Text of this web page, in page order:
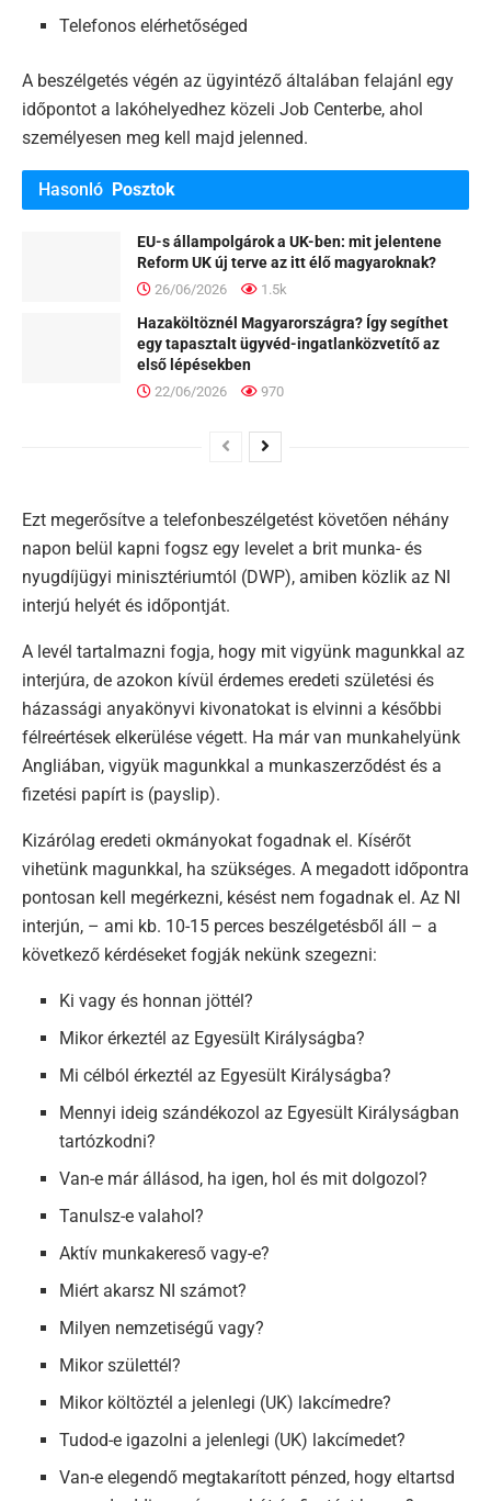
Telefonos elérhetőséged
A beszélgetés végén az ügyintéző általában felajánl egy
időpontot a lakóhelyedhez közeli Job Centerbe, ahol
személyesen meg kell majd jelenned.
Hasonló Posztok
EU-s állampolgárok a UK-ben: mit jelentene
Reform UK új terve az itt élő magyaroknak?
26/06/2026 1.5k
Hazaköltöznél Magyarországra? Így segíthet
egy tapasztalt ügyvéd-ingatlanközvetítő az
első lépésekben
22/06/2026 970
Ezt megerősítve a telefonbeszélgetést követően néhány
napon belül kapni fogsz egy levelet a brit munka- és
nyugdíjügyi minisztériumtól (DWP), amiben közlik az NI
interjú helyét és időpontját.
A levél tartalmazni fogja, hogy mit vigyünk magunkkal az
interjúra, de azokon kívül érdemes eredeti születési és
házassági anyakönyvi kivonatokat is elvinni a későbbi
félreértések elkerülése végett. Ha már van munkahelyünk
Angliában, vigyük magunkkal a munkaszerződést és a
fizetési papírt is (payslip).
Kizárólag eredeti okmányokat fogadnak el. Kísérőt
vihetünk magunkkal, ha szükséges. A megadott időpontra
pontosan kell megérkezni, késést nem fogadnak el. Az NI
interjún, – ami kb. 10-15 perces beszélgetésből áll – a
következő kérdéseket fogják nekünk szegezni:
Ki vagy és honnan jöttél?
Mikor érkeztél az Egyesült Királyságba?
Mi célból érkeztél az Egyesült Királyságba?
Mennyi ideig szándékozol az Egyesült Királyságban
tartózkodni?
Van-e már állásod, ha igen, hol és mit dolgozol?
Tanulsz-e valahol?
Aktív munkakereső vagy-e?
Miért akarsz NI számot?
Milyen nemzetiségű vagy?
Mikor születtél?
Mikor költöztél a jelenlegi (UK) lakcímedre?
Tudod-e igazolni a jelenlegi (UK) lakcímedet?
Van-e elegendő megtakarított pénzed, hogy eltartsd